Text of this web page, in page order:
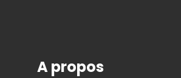
A propos